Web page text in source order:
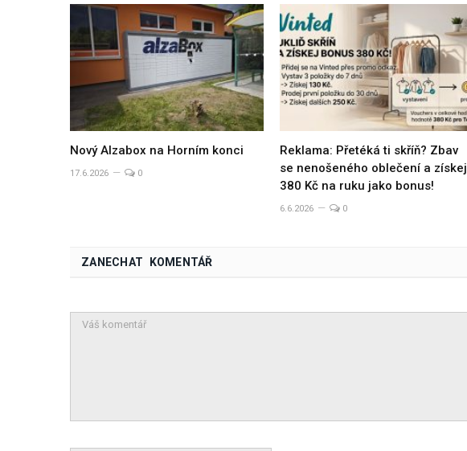
Nový Alzabox na Horním konci
17.6.2026 0
Reklama: Přetéká ti skříň? Zbav
se nenošeného oblečení a získej
380 Kč na ruku jako bonus!
6.6.2026 0
ZANECHAT KOMENTÁŘ